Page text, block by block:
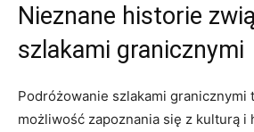
Nieznane⁢ historie
szlakami granicznymi
Podróżowanie szlakami​ granicznymi
możliwość zapoznania się z kulturą i